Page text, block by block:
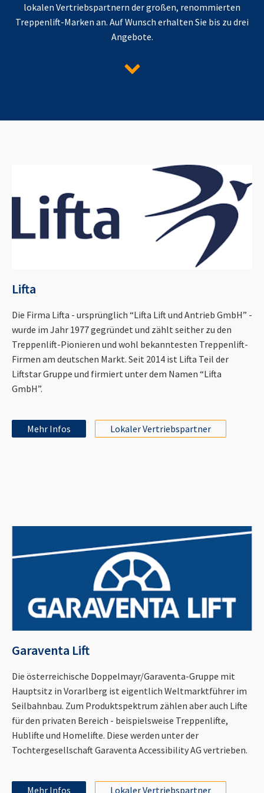
lokalen Vertriebspartnern der großen, renommierten
Treppenlift-Marken an. Auf Wunsch erhalten Sie bis zu drei
Angebote.
Lifta
Die Firma Lifta - ursprünglich “Lifta Lift und Antrieb GmbH” -
wurde im Jahr 1977 gegründet und zählt seither zu den
Treppenlift-Pionieren und wohl bekanntesten Treppenlift-
Firmen am deutschen Markt. Seit 2014 ist Lifta Teil der
Liftstar Gruppe und firmiert unter dem Namen “Lifta
GmbH”.
Mehr Infos Lokaler Vertriebspartner
Garaventa Lift
Die österreichische Doppelmayr/Garaventa-Gruppe mit
Hauptsitz in Vorarlberg ist eigentlich Weltmarktführer im
Seilbahnbau. Zum Produktspektrum zählen aber auch Lifte
für den privaten Bereich - beispielsweise Treppenlifte,
Hublifte und Homelifte. Diese werden unter der
Tochtergesellschaft Garaventa Accessibility AG vertrieben.
Mehr Infos Lokaler Vertriebspartner